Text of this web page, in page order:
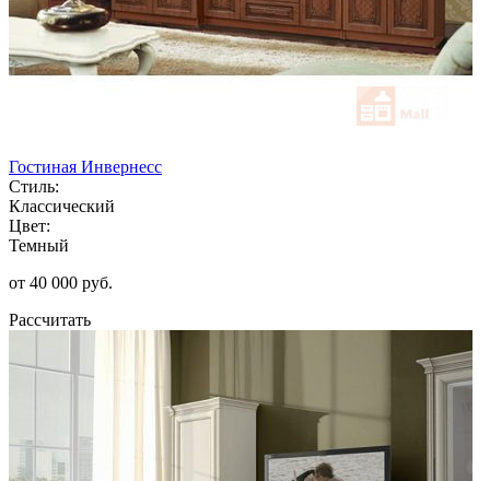
Гостиная Инвернесс
Стиль:
Классический
Цвет:
Темный
от 40 000 руб.
Рассчитать